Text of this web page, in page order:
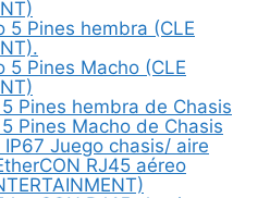
5 Pines hembra (CLE
5 Pines Macho (CLE
Pines hembra de Chasis
Pines Macho de Chasis
Juego chasis/ aire
RJ45 aéreo